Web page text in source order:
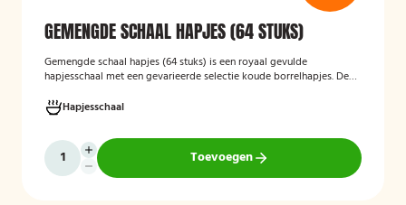
GEMENGDE SCHAAL HAPJES (64 STUKS)
Gemengde schaal hapjes (64 stuks) is een royaal gevulde
hapjesschaal met een gevarieerde selectie koude borrelhapjes. De
recepties, bedrijfsborrels en andere feestelijke gelegenheden. Met
64 hapjes is deze schaal geschikt om een grotere groep gasten te
voorzien van smakelijke en gevarieerde snacks.
Hapjesschaal
Toevoegen